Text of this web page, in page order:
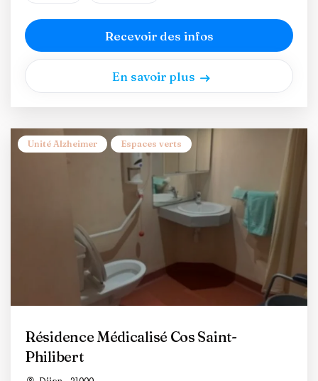
Recevoir des infos
En savoir plus
Unité Alzheimer Espaces verts
Résidence Médicalisé Cos Saint-
Philibert